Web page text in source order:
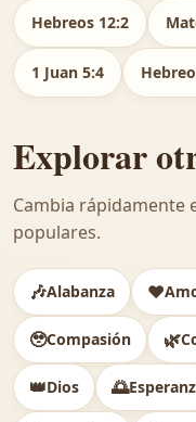
Hebreos 12:2
1 Juan 5:4
Explorar
Cambia rápidamente
populares.
🎶Alabanza ❤️
🥹Compasión 🌿
👑Dios 🌅